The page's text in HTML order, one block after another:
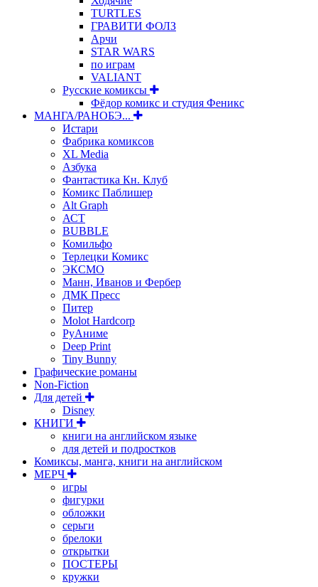
TURTLES
ГРАВИТИ ФОЛЗ
Арчи
STAR WARS
по играм
VALIANT
Русские комиксы
Фёдор комикс и студия Феникс
МАНГА/РАНОБЭ...
Истари
Фабрика комиксов
XL Media
Азбука
Фантастика Кн. Клуб
Комикс Паблишер
Alt Graph
АСТ
BUBBLE
Комильфо
Терлецки Комикс
ЭКСМО
Манн, Иванов и Фербер
ДМК Пресс
Питер
Molot Hardcorp
РуАниме
Deep Print
Tiny Bunny
Графические романы
Non-Fiction
Для детей
Disney
КНИГИ
книги на английском языке
для детей и подростков
Комиксы, манга, книги на английском
МЕРЧ
игры
фигурки
обложки
серьги
брелоки
открытки
ПОСТЕРЫ
кружки